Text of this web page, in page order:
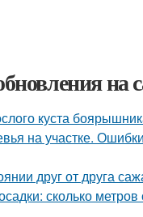
на
куста
на участке.
друг от друга
сколько метров